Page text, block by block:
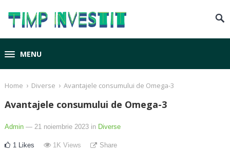
MENU
Home › Diverse › Avantajele consumului de Omega-3
Avantajele consumului de Omega-3
Admin — 21 noiembrie 2023 in Diverse
1 Likes 1K Views Share